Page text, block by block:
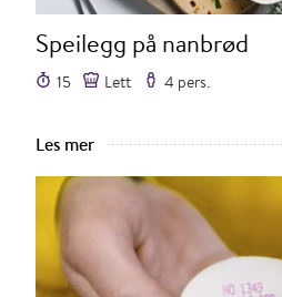
Speilegg på nanbrød
15 Lett 4 pers.
Les mer